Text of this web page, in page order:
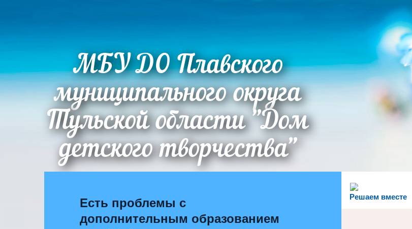
МБУ ДО Плавского
муниципального округа
Тульской области "Дом
детского творчества"
Решаем вместе
Есть проблемы с
дополнительным образованием